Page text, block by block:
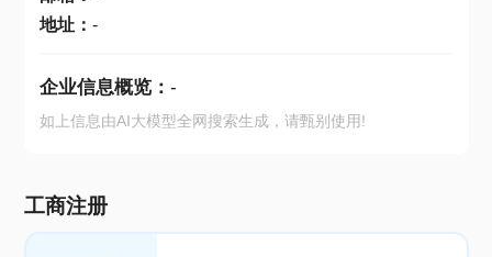
地址： -
企业信息概览： -
如上信息由AI大模型全网搜索生成，请甄别使用!
工商注册